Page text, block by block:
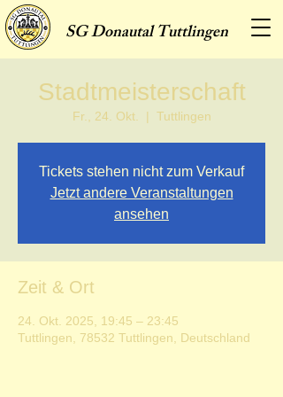
SGDonautal Tuttlingen
Stadtmeisterschaft
Fr., 24. Okt.
  |
Tuttlingen
Tickets stehen nicht zum Verkauf
Jetzt andere Veranstaltungen
ansehen
Zeit & Ort
24. Okt. 2025, 19:45 – 23:45
Tuttlingen, 78532 Tuttlingen, Deutschland